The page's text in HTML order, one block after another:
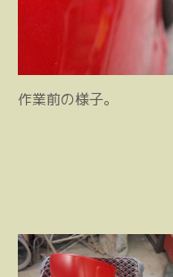
作業前の様子。